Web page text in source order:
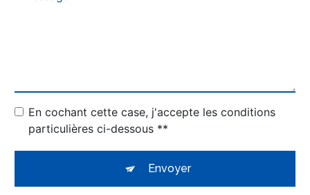
En cochant cette case, j'accepte les conditions
particulières ci-dessous **
Envoyer